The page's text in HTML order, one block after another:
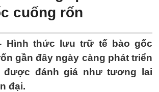
cuống rốn
Hình thức lưu trữ tế bào gốc
gần đây ngày càng phát triển
được đánh giá như tương lai
đại.